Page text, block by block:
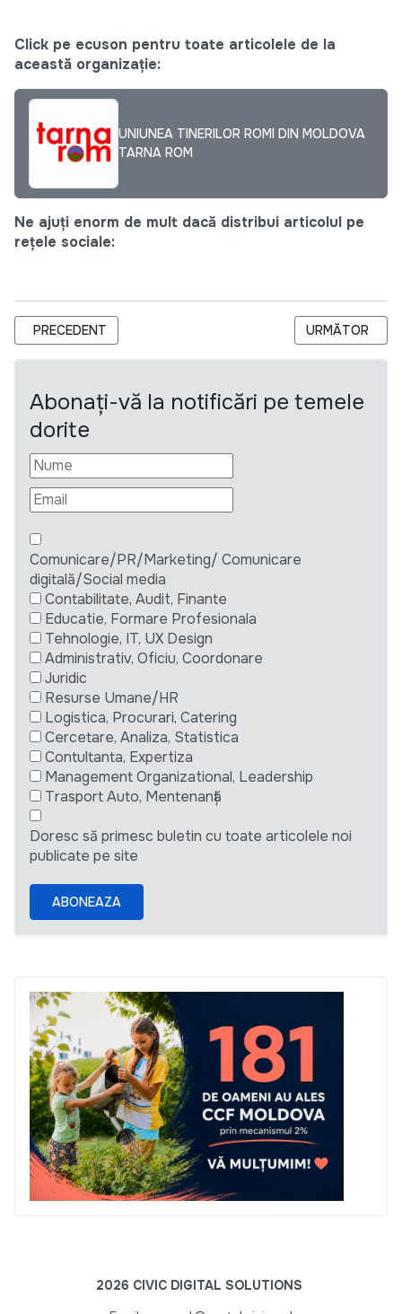
Click pe ecuson pentru toate articolele de la
această organizație:
UNIUNEA TINERILOR ROMI DIN MOLDOVA
TARNA ROM
Ne ajuți enorm de mult dacă distribui articolul pe
rețele sociale:
ARTICOL PRECEDENT: PROGRAM ASSISTANT. USAID MODEL
PRECEDENT ARTICOLUL
URMĂTOR
Abonați-vă la notificări pe temele
dorite
Comunicare/PR/Marketing/ Comunicare
digitală/Social media
Contabilitate, Audit, Finante
Educatie, Formare Profesionala
Tehnologie, IT, UX Design
Administrativ, Oficiu, Coordonare
Juridic
Resurse Umane/HR
Logistica, Procurari, Catering
Cercetare, Analiza, Statistica
Contultanta, Expertiza
Management Organizational, Leadership
Trasport Auto, Mentenanță
Doresc să primesc buletin cu toate articolele noi
publicate pe site
ABONEAZA
2026 CIVIC DIGITAL SOLUTIONS